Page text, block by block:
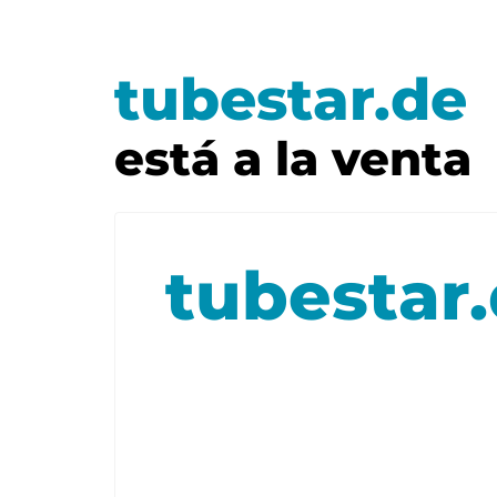
tubestar.de
está a la venta